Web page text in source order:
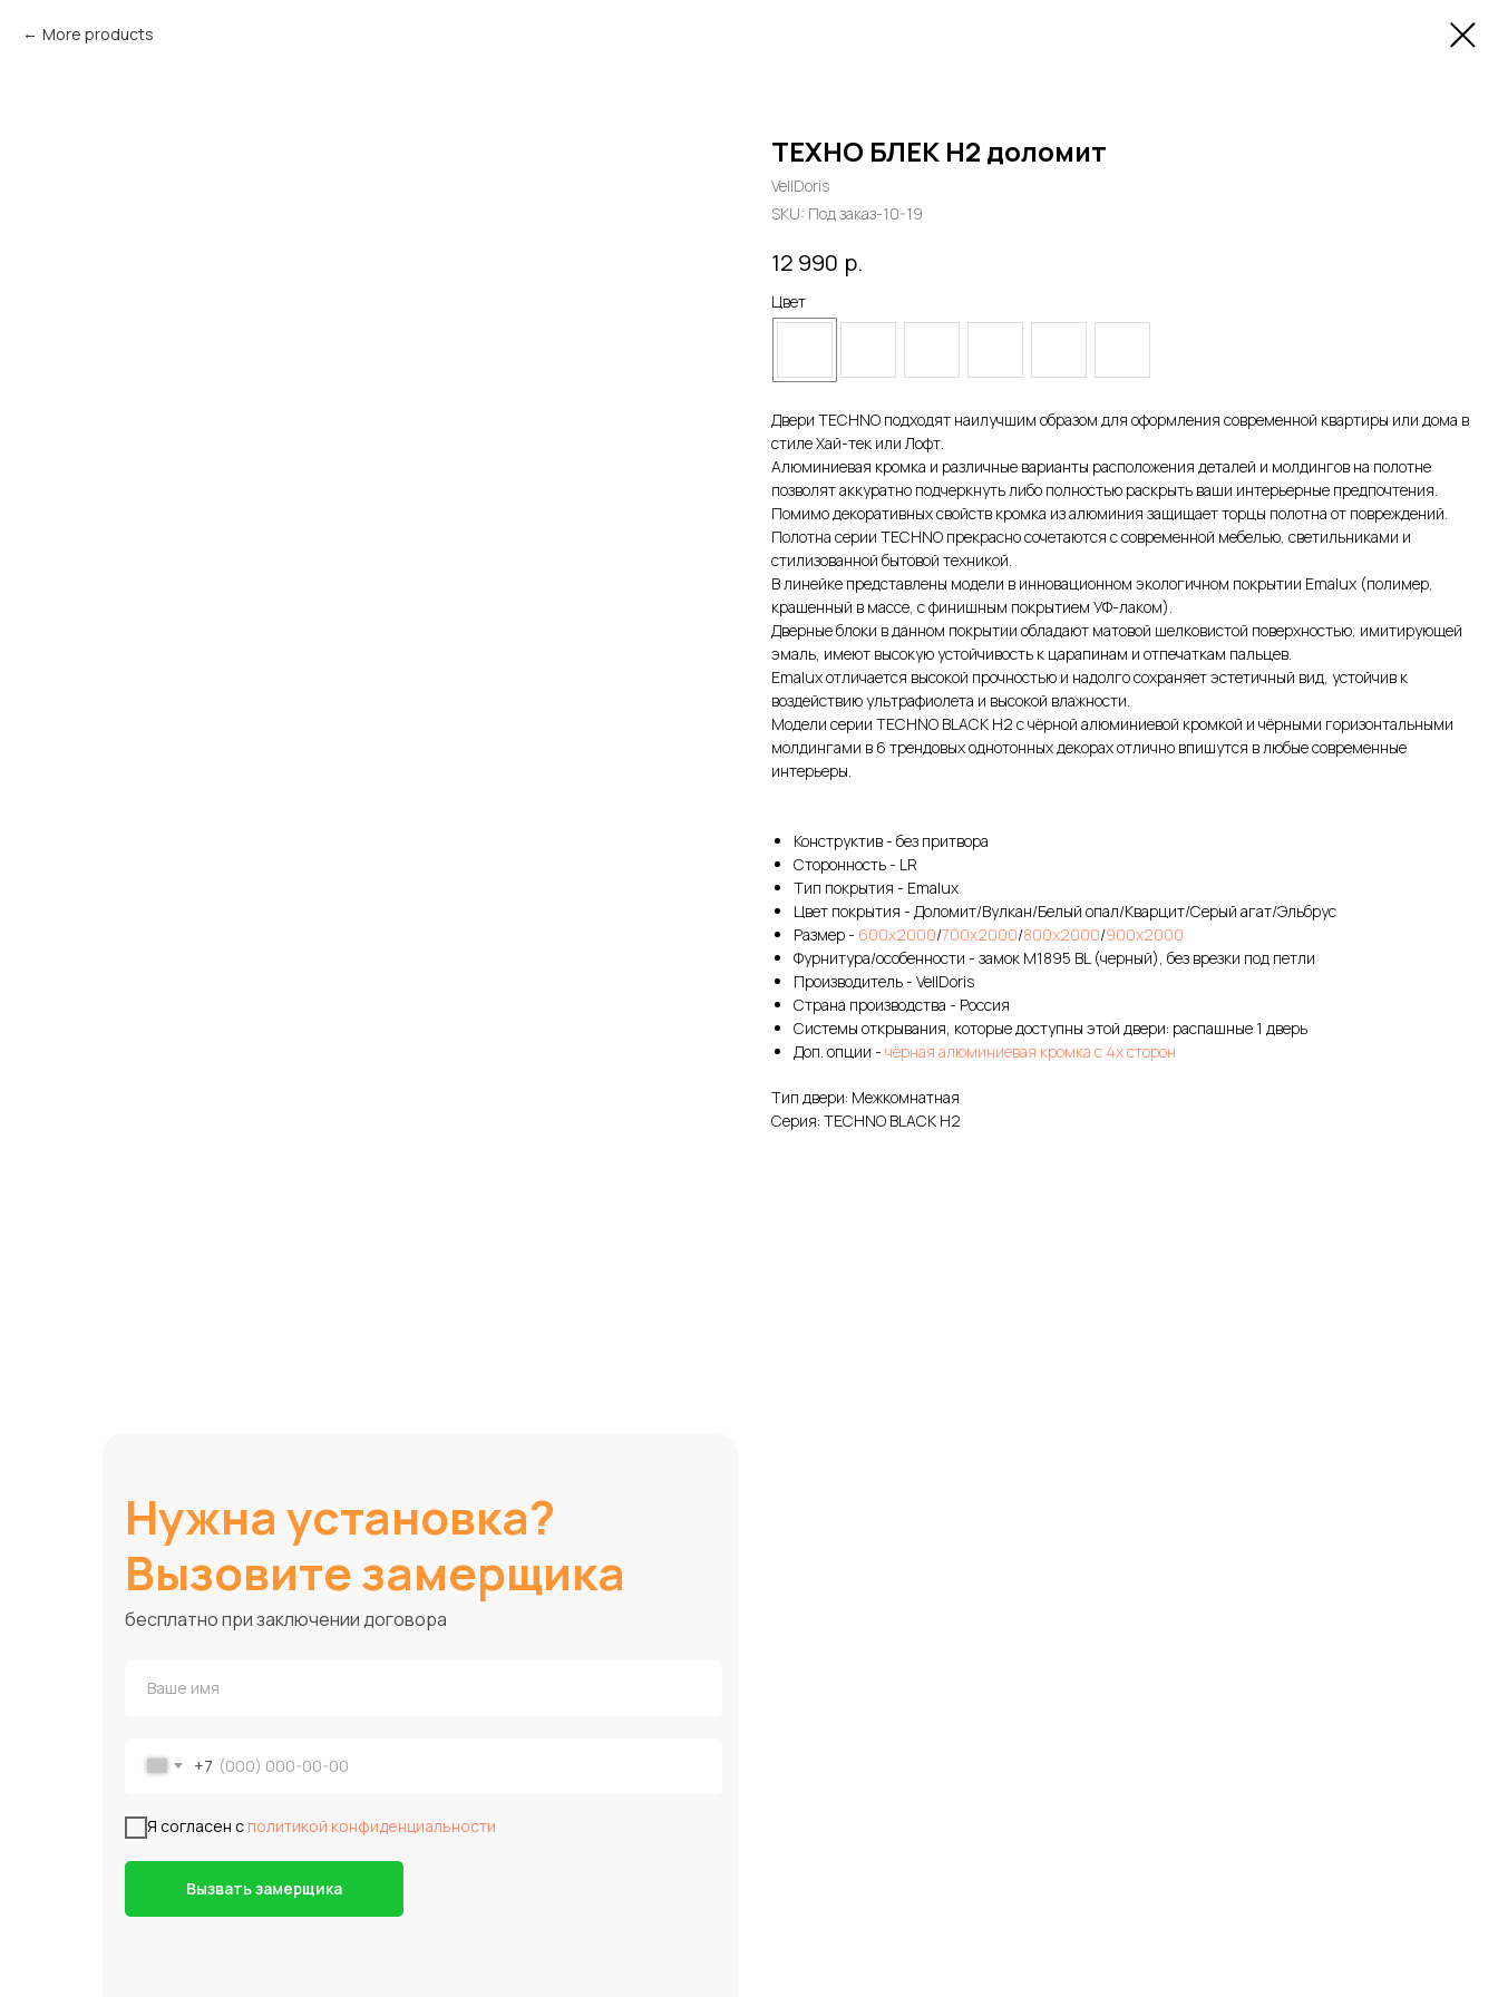
More products
ТЕХНО БЛЕК Н2 доломит
VellDoris
SKU: Под заказ-10-19
12 990 р.
Цвет
Двери TECHNO подходят наилучшим образом для оформления современной квартиры или дома в
стиле Хай-тек или Лофт.
Алюминиевая кромка и различные варианты расположения деталей и молдингов на полотне
позволят аккуратно подчеркнуть либо полностью раскрыть ваши интерьерные предпочтения.
Помимо декоративных свойств кромка из алюминия защищает торцы полотна от повреждений.
Полотна серии TECHNO прекрасно сочетаются с современной мебелью, светильниками и
стилизованной бытовой техникой.
В линейке представлены модели в инновационном экологичном покрытии Emalux (полимер,
крашенный в массе, с финишным покрытием УФ-лаком).
Дверные блоки в данном покрытии обладают матовой шелковистой поверхностью, имитирующей
эмаль, имеют высокую устойчивость к царапинам и отпечаткам пальцев.
Emalux отличается высокой прочностью и надолго сохраняет эстетичный вид, устойчив к
воздействию ультрафиолета и высокой влажности.
Модели серии TECHNO BLACK H2 с чёрной алюминиевой кромкой и чёрными горизонтальными
молдингами в 6 трендовых однотонных декорах отлично впишутся в любые современные
интерьеры.
Конструктив - без притвора
Сторонность - LR
Тип покрытия - Emalux
Цвет покрытия - Доломит/Вулкан/Белый опал/Кварцит/Серый агат/Эльбрус
Размер - 600х2000/700х2000/800х2000/900х2000
Фурнитура/особенности - замок M1895 BL (черный), без врезки под петли
Производитель - VellDoris
Страна производства - Россия
Системы открывания, которые доступны этой двери: распашные 1 дверь
Доп. опции - чёрная алюминиевая кромка с 4х сторон
Тип двери: Межкомнатная
Серия: TECHNO BLACK H2
Нужна установка?
Вызовите замерщика
+7
Я согласен с политикой конфиденциальности
Вызвать замерщика
бесплатно при заключении договора